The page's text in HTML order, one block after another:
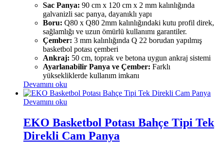
Sac Panya: 90 cm x 120 cm x 2 mm kalınlığında
galvanizli sac panya, dayanıklı yapı
Boru: Q80 x Q80 2mm kalınlığındaki kutu profil direk,
sağlamlığı ve uzun ömürlü kullanımı garantiler.
Çember: 3 mm kalınlığında Q 22 borudan yapılmış
basketbol potası çemberi
Ankraj: 50 cm, toprak ve betona uygun ankraj sistemi
Ayarlanabilir Panya ve Çember: Farklı
yüksekliklerde kullanım imkanı
Devamını oku
Devamını oku
EKO Basketbol Potası Bahçe Tipi Tek
Direkli Cam Panya